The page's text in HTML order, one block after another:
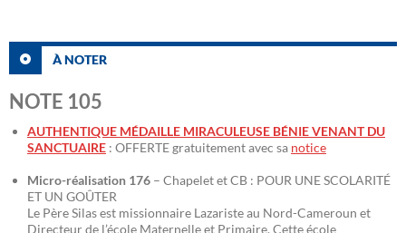
À NOTER
NOTE 105
AUTHENTIQUE MÉDAILLE MIRACULEUSE BÉNIE VENANT DU
SANCTUAIRE : OFFERTE gratuitement avec sa notice
Micro-réalisation 176 – Chapelet et CB : POUR UNE SCOLARITÉ
ET UN GOÛTER
Le Père Silas est missionnaire Lazariste au Nord-Cameroun et
Directeur de l’école Maternelle et Primaire. Cette école